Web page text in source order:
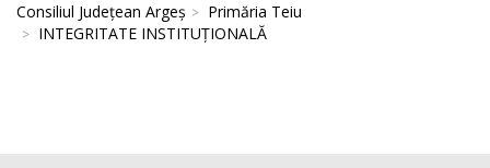
Consiliul Județean Argeș
Primăria Teiu
INTEGRITATE INSTITUȚIONALĂ